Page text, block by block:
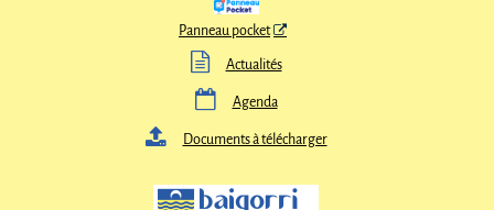
Panneau pocket
 Actualités
 Agenda
 Documents à télécharger